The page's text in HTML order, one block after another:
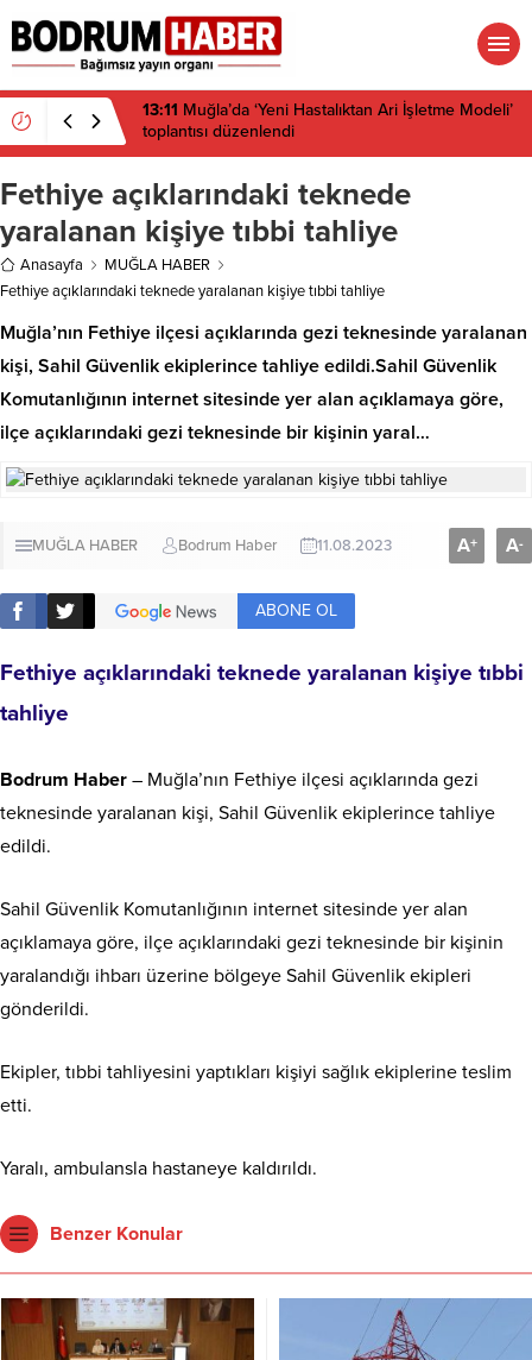
13:11 Muğla’da ‘Yeni Hastalıktan Ari İşletme Modeli’
toplantısı düzenlendi
Fethiye açıklarındaki teknede
yaralanan kişiye tıbbi tahliye
Anasayfa
MUĞLA HABER
Fethiye açıklarındaki teknede yaralanan kişiye tıbbi tahliye
Muğla’nın Fethiye ilçesi açıklarında gezi teknesinde yaralanan
kişi, Sahil Güvenlik ekiplerince tahliye edildi.Sahil Güvenlik
Komutanlığının internet sitesinde yer alan açıklamaya göre,
ilçe açıklarındaki gezi teknesinde bir kişinin yaral…
MUĞLA HABER Bodrum Haber 11.08.2023 A+ A-
ABONE OL
Fethiye açıklarındaki teknede yaralanan kişiye tıbbi
tahliye
Bodrum Haber – Muğla’nın Fethiye ilçesi açıklarında gezi
teknesinde yaralanan kişi, Sahil Güvenlik ekiplerince tahliye
edildi.
Sahil Güvenlik Komutanlığının internet sitesinde yer alan
açıklamaya göre, ilçe açıklarındaki gezi teknesinde bir kişinin
yaralandığı ihbarı üzerine bölgeye Sahil Güvenlik ekipleri
gönderildi.
Ekipler, tıbbi tahliyesini yaptıkları kişiyi sağlık ekiplerine teslim
etti.
Yaralı, ambulansla hastaneye kaldırıldı.
Benzer Konular